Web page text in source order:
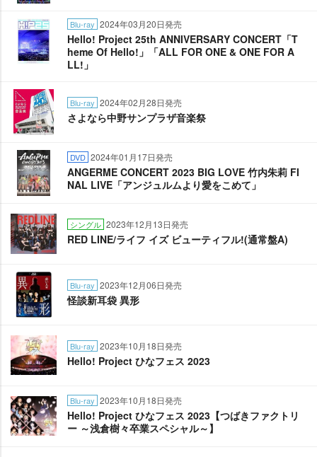
Blu-ray 2024年03月20日発売
Hello! Project 25th ANNIVERSARY CONCERT「T
heme Of Hello!」「ALL FOR ONE & ONE FOR A
LL!」
Blu-ray 2024年02月28日発売
さよなら中野サンプラザ音楽祭
DVD 2024年01月17日発売
ANGERME CONCERT 2023 BIG LOVE 竹内朱莉 FI
NAL LIVE「アンジュルムより愛をこめて」
シングル 2023年12月13日発売
RED LINE/ライフ イズ ビューティフル!(通常盤A)
Blu-ray 2023年12月06日発売
怪談新耳袋 異形
Blu-ray 2023年10月18日発売
Hello! Project ひなフェス 2023
Blu-ray 2023年10月18日発売
Hello! Project ひなフェス 2023【つばきファクトリ
ー ～浅倉樹々卒業スペシャル～】